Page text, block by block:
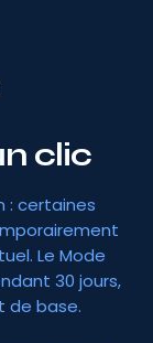
clic
: certaines
Le Mode
30 jours,
de base.